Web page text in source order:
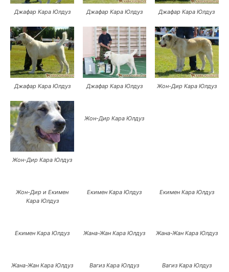
Джафар Кара Юлдуз Джафар Кара Юлдуз Джафар Кара Юлдуз
Джафар Кара Юлдуз Джафар Кара Юлдуз Жон-Дир Кара Юлдуз
Жон-Дир Кара Юлдуз
Жон-Дир Кара Юлдуз
Жон-Дир и Екимен
Кара Юлдуз
Екимен Кара Юлдуз Екимен Кара Юлдуз
Екимен Кара Юлдуз Жана-Жан Кара Юлдуз Жана-Жан Кара Юлдуз
Жана-Жан Кара Юлдуз Вагиз Кара Юлдуз Вагиз Кара Юлдуз